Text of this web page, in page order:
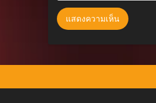
ตอนที่ 71